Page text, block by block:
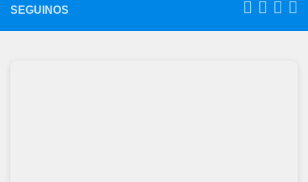
SEGUINOS